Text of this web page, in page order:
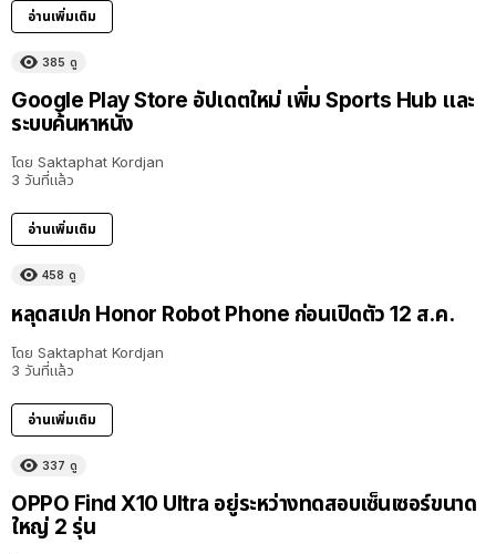
อ่านเพิ่มเติม
385 ดู
Google Play Store อัปเดตใหม่ เพิ่ม Sports Hub และ
ระบบค้นหาหนัง
โดย Saktaphat Kordjan
3 วันที่แล้ว
อ่านเพิ่มเติม
458 ดู
หลุดสเปก Honor Robot Phone ก่อนเปิดตัว 12 ส.ค.
โดย Saktaphat Kordjan
3 วันที่แล้ว
อ่านเพิ่มเติม
337 ดู
OPPO Find X10 Ultra อยู่ระหว่างทดสอบเซ็นเซอร์ขนาด
ใหญ่ 2 รุ่น